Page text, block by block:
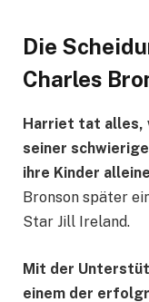
Die
Charles
Harriet tat alles,
seiner
ihre Kinder
Bronson später
Star Jill Ireland.
Mit der
einem der